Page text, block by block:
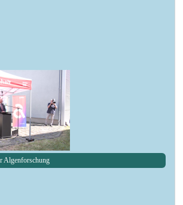
Algenforschung